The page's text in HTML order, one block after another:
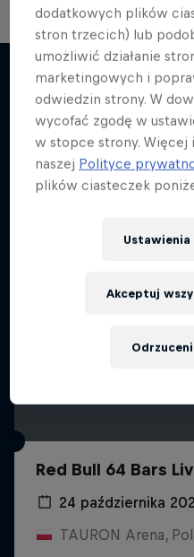
Więcej
Red Bull 64 Bars
24 października
TAURON Arena,
dodatkowych plików
stron trzecich) lub
umożliwić działanie
marketingowych i
odwiedzin strony. W
wycofać zgodę w
w stopce strony. Więcej
naszej Polityce
plików ciasteczek
Akceptuj